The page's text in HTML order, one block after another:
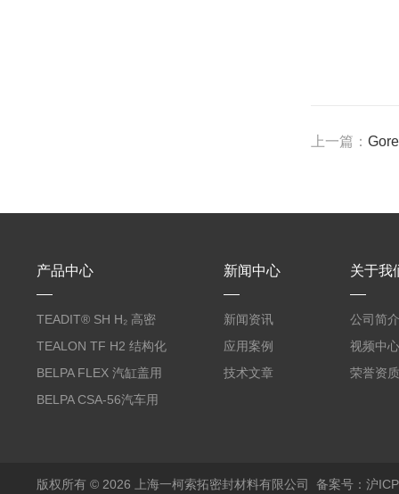
上一篇：
产品中心
TEADIT® SH H₂ 高密
度纯PTFE垫片
TEALON TF H2 结构化
PTFE垫片
BELPA FLEX 汽缸盖用
无石棉金属增强密封垫
BELPA CSA-56汽车用
新闻中心
新闻资讯
应用案例
技术文章
关于我
公司简介
视频中心
荣誉资质
版权所有 © 2026 上海一柯索拓密封材料有限公司 备案号：沪